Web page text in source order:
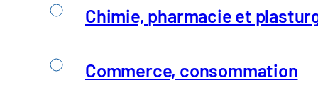
Chimie, pharmacie et
Commerce, consommation
jusqu'à la mise en
approche